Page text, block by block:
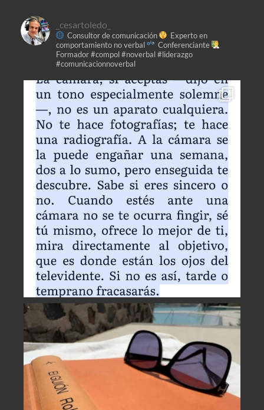
_cesartoledo_
Consultor de comunicación
Experto en
comportamiento no verbal
Conferenciante
Formador#compol #noverbal #liderazgo
#comunicacionnoverbal